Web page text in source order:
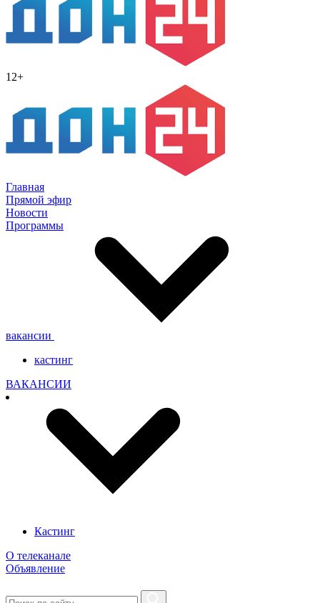
12+
Главная
Прямой эфир
Новости
Программы
вакансии
кастинг
ВАКАНСИИ
Кастинг
О телеканале
Объявление